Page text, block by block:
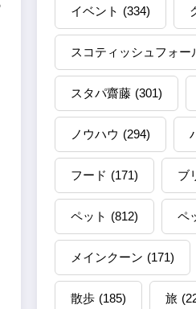
イベント (334)
スコティッシュフォー
スタパ齋藤 (301)
ノウハウ (294)
フード (171) ブ
ペット (812) ペ
メインクーン (171)
散歩 (185) 旅